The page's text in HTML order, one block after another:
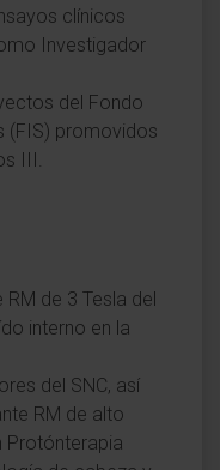
clínicos
Investigador
del Fondo
(FIS) promovidos
III.
de 3 Tesla del
interno en la
del SNC, así
RM de alto